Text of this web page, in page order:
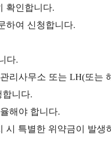
확인합니다.
하여 신청합니다.
다.
리사무소 또는 LH(또는
니다.
해야 합니다.
시 특별한 위약금이 발생